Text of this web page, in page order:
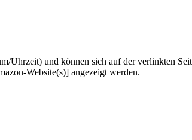
Uhrzeit) und können sich auf der verlinkten
Website(s)] angezeigt werden.